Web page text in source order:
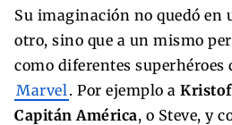
Su imaginación no quedó en
otro, sino que a un mismo
como diferentes superhéroes
Marvel . Por ejemplo a
Capitán América, o Steve, y